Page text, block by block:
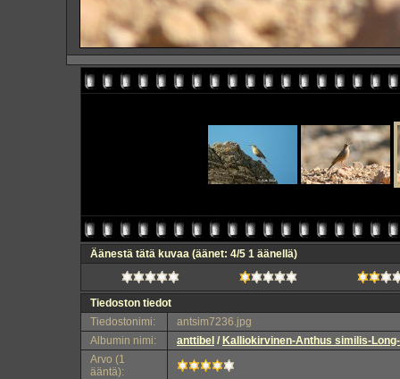
Äänestä tätä kuvaa (äänet: 4/5 1 äänellä)
Tiedoston tiedot
Tiedostonimi:
antsim7236.jpg
Albumin nimi:
anttibel / Kalliokirvinen-Anthus similis-
Arvo (1
ääntä):